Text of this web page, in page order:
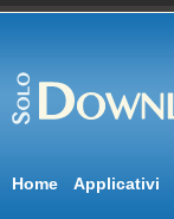
Home Applicativi